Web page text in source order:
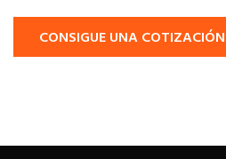
CONSIGUE UNA COTIZACIÓN